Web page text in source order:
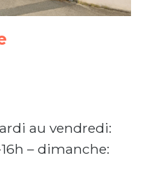
au vendredi:
– dimanche: